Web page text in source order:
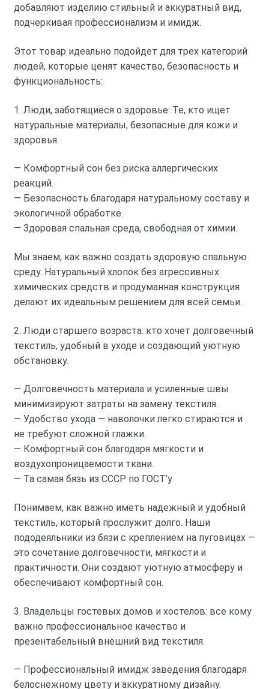
добавляют изделию стильный и аккуратный вид,
подчеркивая профессионализм и имидж.
Этот товар идеально подойдет для трех категорий
людей, которые ценят качество, безопасность и
функциональность:
1. Люди, заботящиеся о здоровье: Те, кто ищет
натуральные материалы, безопасные для кожи и
здоровья.
— Комфортный сон без риска аллергических
реакций.
— Безопасность благодаря натуральному составу и
экологичной обработке.
— Здоровая спальная среда, свободная от химии.
Мы знаем, как важно создать здоровую спальную
среду. Натуральный хлопок без агрессивных
химических средств и продуманная конструкция
делают их идеальным решением для всей семьи.
2. Люди старшего возраста: кто хочет долговечный
текстиль, удобный в уходе и создающий уютную
обстановку.
— Долговечность материала и усиленные швы
минимизируют затраты на замену текстиля.
— Удобство ухода — наволочки легко стираются и
не требуют сложной глажки.
— Комфортный сон благодаря мягкости и
воздухопроницаемости ткани.
— Та самая бязь из СССР по ГОСТ’у
Понимаем, как важно иметь надежный и удобный
текстиль, который прослужит долго. Наши
пододеяльники из бязи с креплением на пуговицах —
это сочетание долговечности, мягкости и
практичности. Они создают уютную атмосферу и
обеспечивают комфортный сон.
3. Владельцы гостевых домов и хостелов: все кому
важно профессиональное качество и
презентабельный внешний вид текстиля.
— Профессиональный имидж заведения благодаря
белоснежному цвету и аккуратному дизайну.